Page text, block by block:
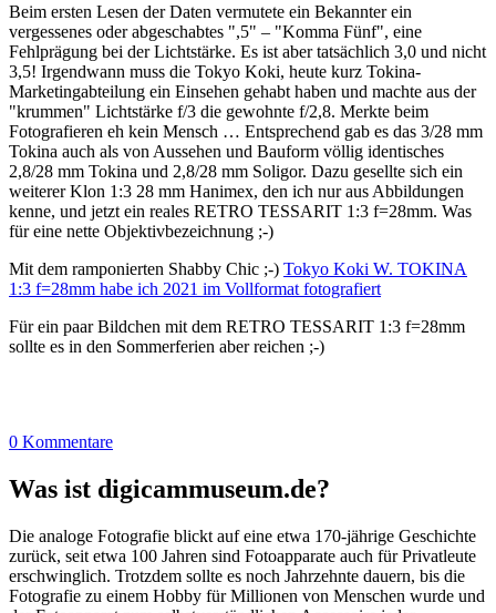
Beim ersten Lesen der Daten vermutete ein Bekannter ein
vergessenes oder abgeschabtes ",5" – "Komma Fünf", eine
Fehlprägung bei der Lichtstärke. Es ist aber tatsächlich 3,0 und nicht
3,5! Irgendwann muss die Tokyo Koki, heute kurz Tokina-
Marketingabteilung ein Einsehen gehabt haben und machte aus der
"krummen" Lichtstärke f/3 die gewohnte f/2,8. Merkte beim
Fotografieren eh kein Mensch … Entsprechend gab es das 3/28 mm
Tokina auch als von Aussehen und Bauform völlig identisches
2,8/28 mm Tokina und 2,8/28 mm Soligor. Dazu gesellte sich ein
weiterer Klon 1:3 28 mm Hanimex, den ich nur aus Abbildungen
kenne, und jetzt ein reales RETRO TESSARIT 1:3 f=28mm. Was
für eine nette Objektivbezeichnung ;-)
Mit dem ramponierten Shabby Chic ;-) Tokyo Koki W. TOKINA
1:3 f=28mm habe ich 2021 im Vollformat fotografiert
Für ein paar Bildchen mit dem RETRO TESSARIT 1:3 f=28mm
sollte es in den Sommerferien aber reichen ;-)
0 Kommentare
Was ist digicammuseum.de?
Die analoge Fotografie blickt auf eine etwa 170-jährige Geschichte
zurück, seit etwa 100 Jahren sind Fotoapparate auch für Privatleute
erschwinglich. Trotzdem sollte es noch Jahrzehnte dauern, bis die
Fotografie zu einem Hobby für Millionen von Menschen wurde und